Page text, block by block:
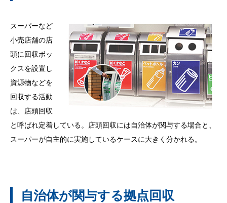
スーパーなど
小売店舗の店
頭に回収ボッ
クスを設置し
資源物などを
回収する活動
は、店頭回収
と呼ばれ定着している。店頭回収には自治体が関与する場合と、
スーパーが自主的に実施しているケースに大きく分かれる。
自治体が関与する拠点回収